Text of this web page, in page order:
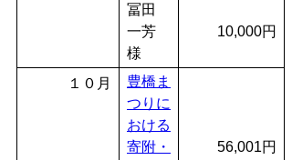
冨田
一芳
様
10,000円
１０月
豊橋ま
つりに
おける
寄附・
56,001円